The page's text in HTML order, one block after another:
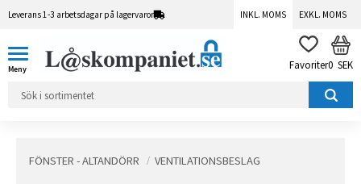
Leverans 1-3 arbetsdagar på lagervaror INKL. MOMS EXKL. MOMS
FAVORITER
0 SEK
FÖNSTER - ALTANDÖRR VENTILATIONSBESLAG